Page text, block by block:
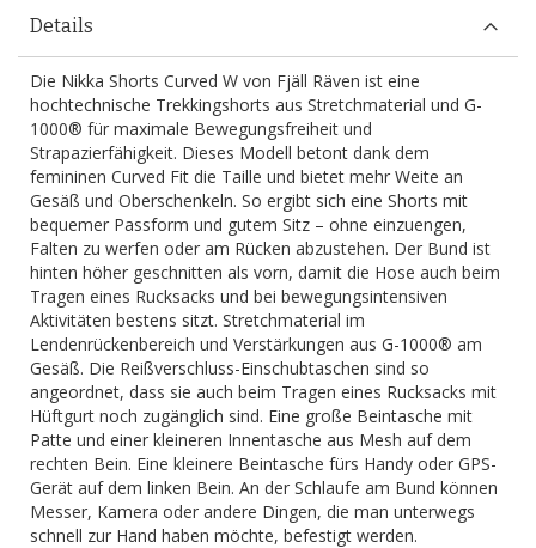
Details
Die Nikka Shorts Curved W von Fjäll Räven ist eine
hochtechnische Trekkingshorts aus Stretchmaterial und G-
1000® für maximale Bewegungsfreiheit und
Strapazierfähigkeit. Dieses Modell betont dank dem
femininen Curved Fit die Taille und bietet mehr Weite an
Gesäß und Oberschenkeln. So ergibt sich eine Shorts mit
bequemer Passform und gutem Sitz – ohne einzuengen,
Falten zu werfen oder am Rücken abzustehen. Der Bund ist
hinten höher geschnitten als vorn, damit die Hose auch beim
Tragen eines Rucksacks und bei bewegungsintensiven
Aktivitäten bestens sitzt. Stretchmaterial im
Lendenrückenbereich und Verstärkungen aus G-1000® am
Gesäß. Die Reißverschluss-Einschubtaschen sind so
angeordnet, dass sie auch beim Tragen eines Rucksacks mit
Hüftgurt noch zugänglich sind. Eine große Beintasche mit
Patte und einer kleineren Innentasche aus Mesh auf dem
rechten Bein. Eine kleinere Beintasche fürs Handy oder GPS-
Gerät auf dem linken Bein. An der Schlaufe am Bund können
Messer, Kamera oder andere Dingen, die man unterwegs
schnell zur Hand haben möchte, befestigt werden.